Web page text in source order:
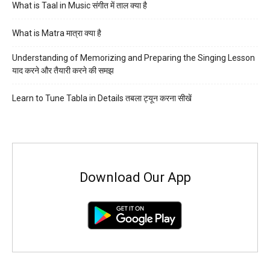
What is Taal in Music संगीत में ताल क्या है
What is Matra मात्रा क्या है
Understanding of Memorizing and Preparing the Singing Lesson
याद करने और तैयारी करने की समझ
Learn to Tune Tabla in Details तबला ट्यून करना सीखें
Download Our App